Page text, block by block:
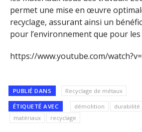
permet une mise en œuvre
recyclage, assurant ainsi un
pour l’environnement que pour
https://www.youtube.com/
PUBLIÉ DANS Recyclage de métaux
ÉTIQUETÉ AVEC démolition durabilité
matériaux
recyclage